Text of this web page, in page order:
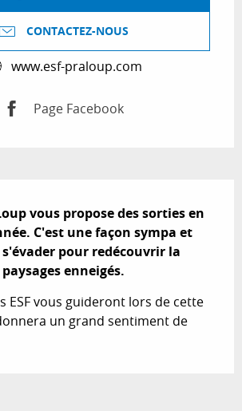
CONTACTEZ-NOUS
www.esf-praloup.com
Page Facebook
vous propose des sorties en
C'est une façon sympa et
pour redécouvrir la
enneigés.
ESF vous guideront lors de cette
un grand sentiment de